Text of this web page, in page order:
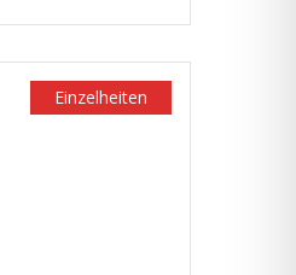
Einzelheiten